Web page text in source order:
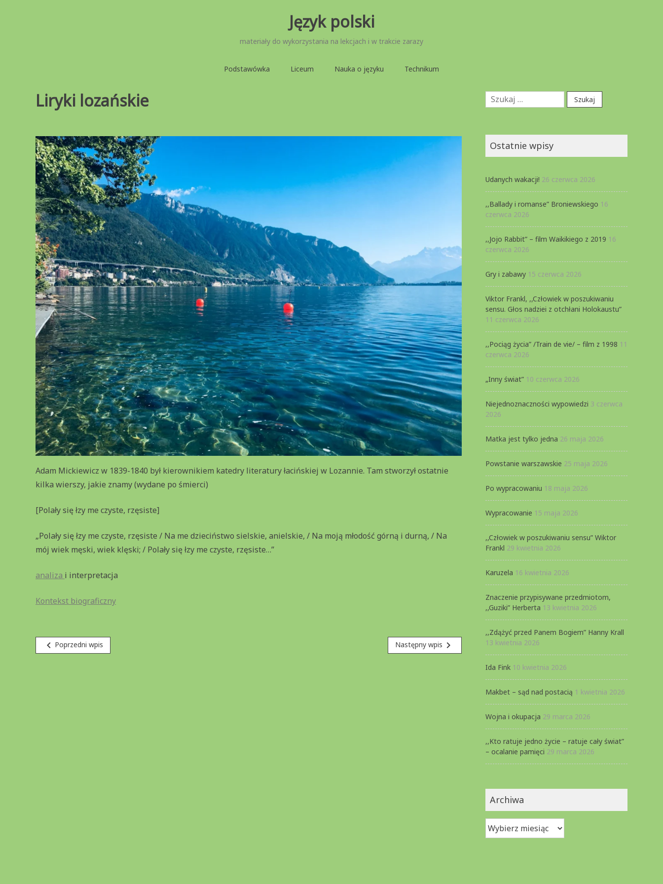
Język polski
materiały do wykorzystania na lekcjach i w trakcie zarazy
Podstawówka Liceum Nauka o języku Technikum
Liryki lozańskie
Adam Mickiewicz w 1839-1840 był kierownikiem katedry literatury łacińskiej w Lozannie. Tam stworzył ostatnie
kilka wierszy, jakie znamy (wydane po śmierci)
[Polały się łzy me czyste, rzęsiste]
„Polały się łzy me czyste, rzęsiste / Na me dzieciństwo sielskie, anielskie, / Na moją młodość górną i durną, / Na
mój wiek męski, wiek klęski; / Polały się łzy me czyste, rzęsiste…”
analiza i interpretacja
Kontekst biograficzny
Nawigacja
wpisu
navigate_before Poprzedni wpis Następny wpis navigate_next
Szukaj:
Ostatnie wpisy
Udanych wakacji! 26 czerwca 2026
,,Ballady i romanse” Broniewskiego 16
czerwca 2026
,,Jojo Rabbit” – film Waikikiego z 2019 16
czerwca 2026
Gry i zabawy 15 czerwca 2026
Viktor Frankl, ,,Człowiek w poszukiwaniu
sensu. Głos nadziei z otchłani Holokaustu”
11 czerwca 2026
,,Pociąg życia” /Train de vie/ – film z 1998 11
czerwca 2026
„Inny świat” 10 czerwca 2026
Niejednoznaczności wypowiedzi 3 czerwca
2026
Matka jest tylko jedna 26 maja 2026
Powstanie warszawskie 25 maja 2026
Po wypracowaniu 18 maja 2026
Wypracowanie 15 maja 2026
,,Człowiek w poszukiwaniu sensu” Wiktor
Frankl 29 kwietnia 2026
Karuzela 16 kwietnia 2026
Znaczenie przypisywane przedmiotom,
,,Guziki” Herberta 13 kwietnia 2026
,,Zdążyć przed Panem Bogiem” Hanny Krall
13 kwietnia 2026
Ida Fink 10 kwietnia 2026
Makbet – sąd nad postacią 1 kwietnia 2026
Wojna i okupacja 29 marca 2026
,,Kto ratuje jedno życie – ratuje cały świat”
– ocalanie pamięci 29 marca 2026
Archiwa